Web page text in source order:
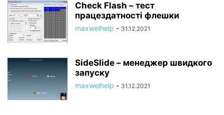
Check Flash – тест
працездатності флешки
maxwelhelp - 31.12.2021
SideSlide – менеджер швидкого
запуску
maxwelhelp - 31.12.2021